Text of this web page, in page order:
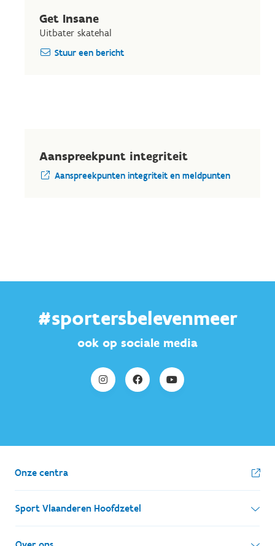
Get Insane
Uitbater skatehal
Stuur een bericht
Aanspreekpunt integriteit
Aanspreekpunten integriteit en meldpunten
#sportersbelevenmeer
ook op sociale media
Onze centra
Sport Vlaanderen Hoofdzetel
Simon Bolivarlaan 17